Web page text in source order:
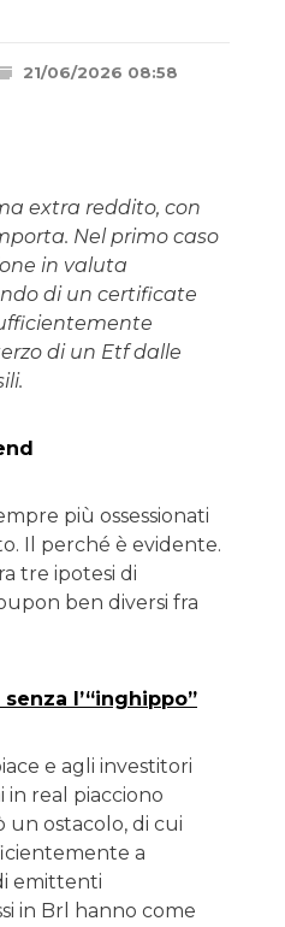
21/06/2026 08:58
extra reddito, con
Nel primo caso
in valuta
di un certificate
di un Etf dalle
più ossessionati
Il perché è evidente.
tre ipotesi di
ben diversi fra
l’“inghippo”
e agli investitori
in real piacciono
ostacolo, di cui
a
emittenti
in Brl hanno come